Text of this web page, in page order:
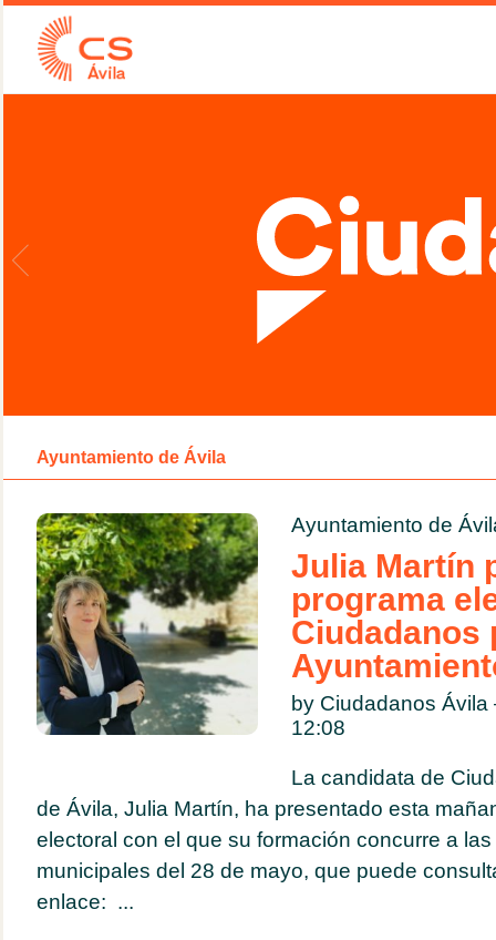
Ayuntamiento de Ávila
Ayuntamiento de
Julia Martín
programa
Ciudadanos
by Ciudadanos
12:08
La candidata de
de Ávila, Julia Martín, ha presentado esta
electoral con el que su formación concurre a
municipales del 28 de mayo, que puede
enlace: ...